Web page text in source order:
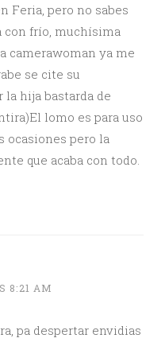
Feria, pero no sabes
con frío, muchísima
camerawoman ya me
se cite su
hija bastarda de
lomo es para uso
ocasiones pero la
que acaba con todo.
8:21 AM
pa despertar envidias